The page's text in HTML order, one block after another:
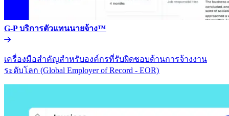
G-P บริการตัวแทนนายจ้าง™​​
เครื่องมือสำคัญสำหรับองค์กรที่รับผิดชอบด้านการจ้างงาน
ระดับโลก (Global Employer of Record - EOR)​​